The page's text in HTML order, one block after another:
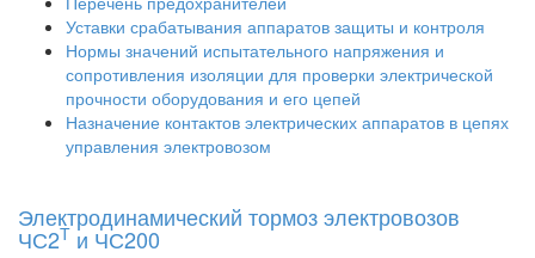
Уставки срабатывания аппаратов защиты и контроля
Нормы значений испытательного напряжения и
сопротивления изоляции для проверки электрической
прочности оборудования и его цепей
Назначение контактов электрических аппаратов в цепях
управления электровозом
Электродинамический тормоз электровозов
ЧС2Т и ЧС200